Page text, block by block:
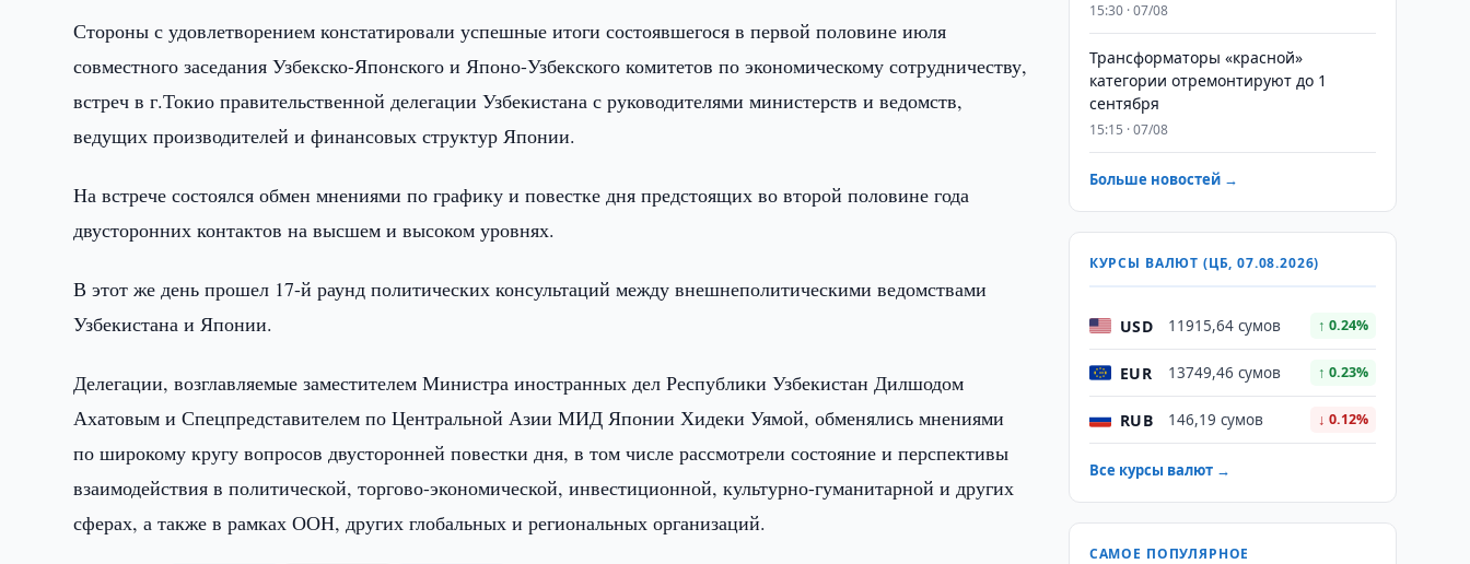
Стороны с удовлетворением констатировали успешные итоги состоявшегося в первой половине июля
совместного заседания Узбекско-Японского и Японо-Узбекского комитетов по экономическому сотрудничеству,
встреч в г.Токио правительственной делегации Узбекистана с руководителями министерств и ведомств,
ведущих производителей и финансовых структур Японии.
На встрече состоялся обмен мнениями по графику и повестке дня предстоящих во второй половине года
двусторонних контактов на высшем и высоком уровнях.
В этот же день прошел 17-й раунд политических консультаций между внешнеполитическими ведомствами
Узбекистана и Японии.
Делегации, возглавляемые заместителем Министра иностранных дел Республики Узбекистан Дилшодом
Ахатовым и Спецпредставителем по Центральной Азии МИД Японии Хидеки Уямой, обменялись мнениями
по широкому кругу вопросов двусторонней повестки дня, в том числе рассмотрели состояние и перспективы
взаимодействия в политической, торгово-экономической, инвестиционной, культурно-гуманитарной и других
сферах, а также в рамках ООН, других глобальных и региональных организаций.
15:30 · 07/08
Трансформаторы «красной»
категории отремонтируют до 1
сентября
15:15 · 07/08
Больше новостей →
КУРСЫ ВАЛЮТ (ЦБ, 07.08.2026)
USD 11915,64 сумов ↑ 0.24%
EUR 13749,46 сумов ↑ 0.23%
RUB 146,19 сумов ↓ 0.12%
Все курсы валют →
САМОЕ ПОПУЛЯРНОЕ